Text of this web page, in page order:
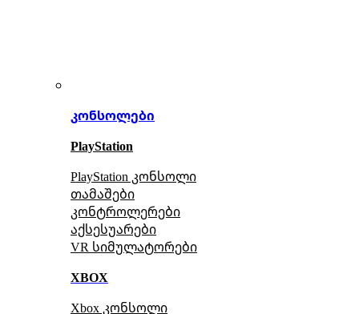
კონსოლები
PlayStation
PlayStation კონსოლი
თამაშები
კონტროლერები
აქსესუარები
VR სიმულატორები
XBOX
Xbox კონსოლი